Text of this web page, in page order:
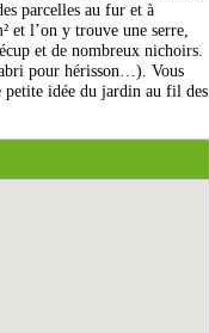
parcelles au fur et à
et l’on y trouve une serre,
et de nombreux nichoirs.
pour hérisson…). Vous
petite idée du jardin au fil des